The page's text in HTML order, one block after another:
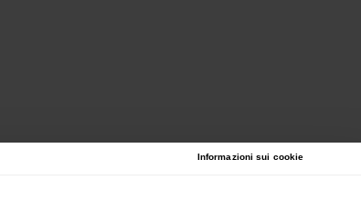
Informazioni sui cookie